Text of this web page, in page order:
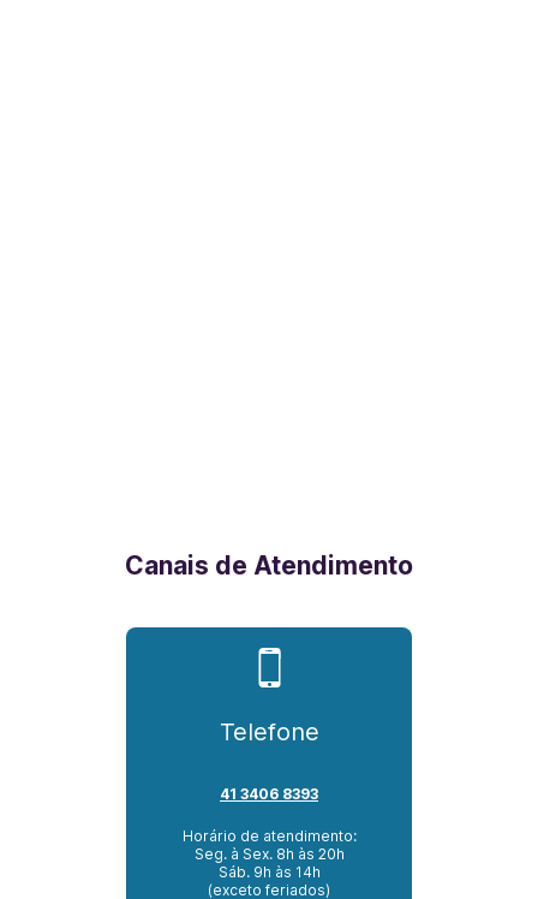
Canais de Atendimento
Telefone
41 3406 8393
Horário de atendimento:
Seg. à Sex. 8h às 20h
Sáb. 9h às 14h
(exceto feriados)